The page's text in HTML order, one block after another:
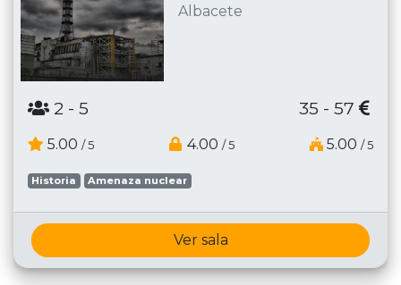
Albacete
2 - 5 35 - 57
5.00 / 5 4.00 / 5 5.00 / 5
Historia Amenaza nuclear
Ver sala